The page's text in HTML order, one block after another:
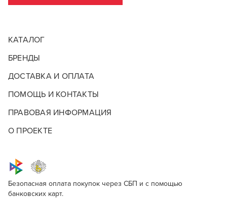
КАТАЛОГ
БРЕНДЫ
ДОСТАВКА И ОПЛАТА
ПОМОЩЬ И КОНТАКТЫ
ПРАВОВАЯ ИНФОРМАЦИЯ
О ПРОЕКТЕ
Безопасная оплата покупок через СБП и с помощью
банковских карт.